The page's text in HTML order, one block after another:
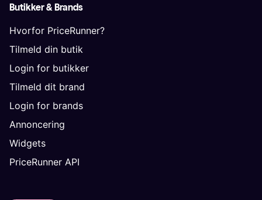
Butikker & Brands
Hvorfor PriceRunner?
Tilmeld din butik
Login for butikker
Tilmeld dit brand
Login for brands
Annoncering
Widgets
PriceRunner API